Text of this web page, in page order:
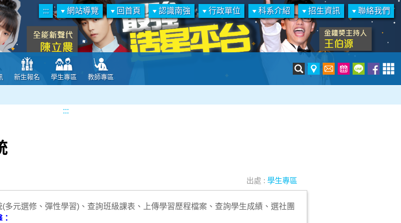
::: 網站導覽 回首頁 認識南強 行政單位 科系介紹 招生資訊 聯絡我們
新生報名 學生專區 教師專區
:::
出處 : 學生專區
元選修、彈性學習)、查詢班級課表、上傳學習歷程檔案、查詢學生成績、選社團